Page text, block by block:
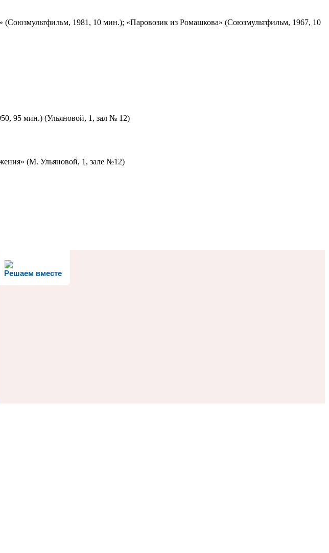
1981, 10 мин.); «Паровозик из Ромашкова» (Союзмультфильм, 1967, 10
95 мин.) (Ульяновой, 1, зал № 12)
(М. Ульяновой, 1, зале №12)
Решаем вместе